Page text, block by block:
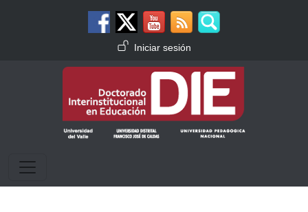
Menú de cuenta de usuario
Iniciar sesión